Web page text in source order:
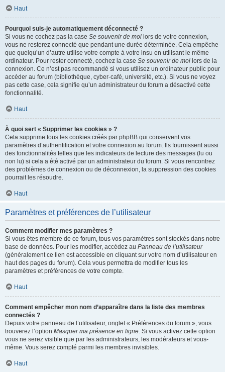
Haut
Pourquoi suis-je automatiquement déconnecté ?
Si vous ne cochez pas la case Se souvenir de moi lors de votre connexion,
vous ne resterez connecté que pendant une durée déterminée. Cela empêche
que quelqu’un d’autre utilise votre compte à votre insu en utilisant le même
ordinateur. Pour rester connecté, cochez la case Se souvenir de moi lors de la
connexion. Ce n’est pas recommandé si vous utilisez un ordinateur public pour
accéder au forum (bibliothèque, cyber-café, université, etc.). Si vous ne voyez
pas cette case, cela signifie qu’un administrateur du forum a désactivé cette
fonctionnalité.
Haut
À quoi sert « Supprimer les cookies » ?
Cela supprime tous les cookies créés par phpBB qui conservent vos
paramètres d’authentification et votre connexion au forum. Ils fournissent aussi
des fonctionnalités telles que les indicateurs de lecture des messages (lu ou
non lu) si cela a été activé par un administrateur du forum. Si vous rencontrez
des problèmes de connexion ou de déconnexion, la suppression des cookies
pourrait les résoudre.
Haut
Paramètres et préférences de l’utilisateur
Comment modifier mes paramètres ?
Si vous êtes membre de ce forum, tous vos paramètres sont stockés dans notre
base de données. Pour les modifier, accédez au Panneau de l’utilisateur
(généralement ce lien est accessible en cliquant sur votre nom d’utilisateur en
haut des pages du forum). Cela vous permettra de modifier tous les
paramètres et préférences de votre compte.
Haut
Comment empêcher mon nom d’apparaître dans la liste des membres
connectés ?
Depuis votre panneau de l’utilisateur, onglet « Préférences du forum », vous
trouverez l’option Masquer ma présence en ligne. Si vous activez cette option
vous ne serez visible que par les administrateurs, les modérateurs et vous-
même. Vous serez compté parmi les membres invisibles.
Haut